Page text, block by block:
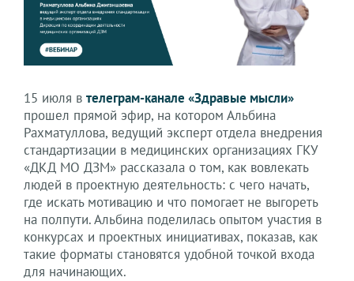
15 июля в телеграм-канале «Здравые мысли»
прошел прямой эфир, на котором Альбина
Рахматуллова, ведущий эксперт отдела внедрения
стандартизации в медицинских организациях ГКУ
«ДКД МО ДЗМ» рассказала о том, как вовлекать
людей в проектную деятельность: с чего начать,
где искать мотивацию и что помогает не выгореть
на полпути. Альбина поделилась опытом участия в
конкурсах и проектных инициативах, показав, как
такие форматы становятся удобной точкой входа
для начинающих.